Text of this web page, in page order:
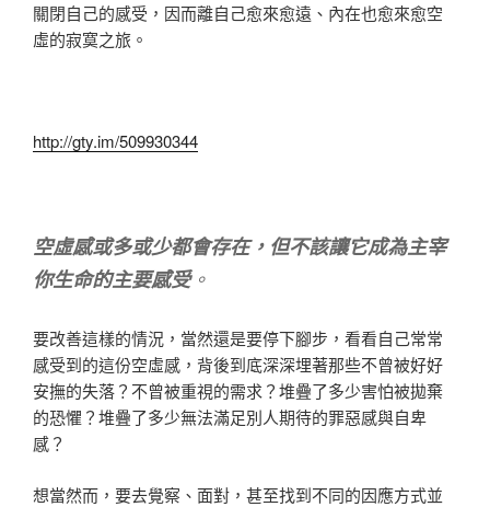
關閉自己的感受，因而離自己愈來愈遠、內在也愈來愈空
虛的寂寞之旅。
http://gty.im/509930344
空虛感或多或少都會存在，但不該讓它成為主宰
你生命的主要感受。
要改善這樣的情況，當然還是要停下腳步，看看自己常常
感受到的這份空虛感，背後到底深深埋著那些不曾被好好
安撫的失落？不曾被重視的需求？堆疊了多少害怕被拋棄
的恐懼？堆疊了多少無法滿足別人期待的罪惡感與自卑
感？
想當然而，要去覺察、面對，甚至找到不同的因應方式並